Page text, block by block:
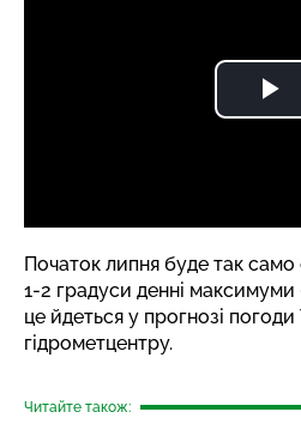
Початок липня буде так
1-2 градуси денні
це йдеться у прогнозі погоди
гідрометцентру.
Читайте також: